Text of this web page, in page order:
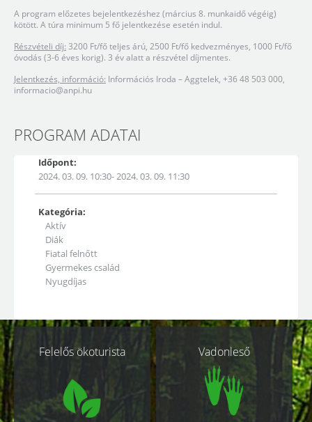
A program előzetes bejelentkezéshez (március 8. munkaidő végéig)
kötött. A túra minimum 5 fő jelentkezése esetén indul.
Részvételi díj: 3200 Ft/fő teljes árú, 2500 Ft/fő kedvezményes, 1000 Ft/fő
óvodás (3-6 éves korig). 3 év alatt a részvétel díjmentes.
Jelentkezés, információ: Információs Iroda – Aggtelek, +36 48 503 000,
informacio@anpi.hu
PROGRAM ADATAI
Időpont:
2024. 03. 09. 10:30- 2024. 03. 09. 11:30
Kategória:
Aktív
Diák
Fiatal felnőtt
Gyermekes család
Nyugdíjas
Kapcsolódó
oldalakFelelős ökoturista Vadonleső